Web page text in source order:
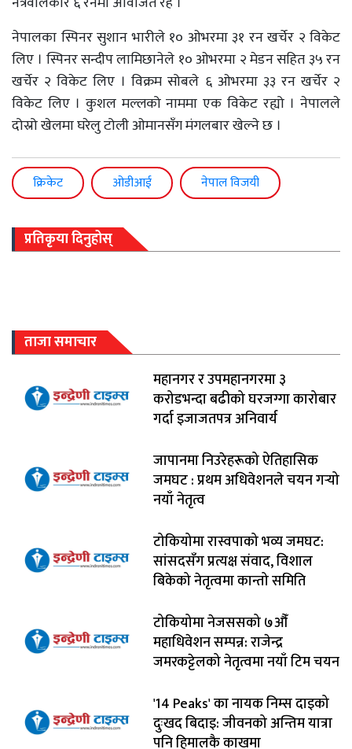
नेपालका स्पिनर सुशान भारीले १० ओभरमा ३१ रन खर्चेर २ विकेट
लिए । स्पिनर सन्दीप लामिछानेले १० ओभरमा २ मेडन सहित ३५ रन
खर्चेर २ विकेट लिए । विक्रम सोबले ६ ओभरमा ३३ रन खर्चेर २
विकेट लिए । कुशल मल्लको नाममा एक विकेट रह्यो । नेपालले
दोस्रो खेलमा घरेलु टोली ओमानसँग मंगलबार खेल्ने छ ।
क्रिकेट ओडीआई नेपाल विजयी
प्रतिकृया दिनुहोस्
ताजा समाचार
महानगर र उपमहानगरमा ३
करोडभन्दा बढीको घरजग्गा कारोबार
गर्दा इजाजतपत्र अनिवार्य
जापानमा निउरेहरूको ऐतिहासिक
जमघट : प्रथम अधिवेशनले चयन गर्‍यो
नयाँ नेतृत्व
टोकियोमा रास्वपाको भव्य जमघट:
सांसदसँग प्रत्यक्ष संवाद, विशाल
बिकेको नेतृत्वमा कान्तो समिति
टोकियोमा नेजससको ७औँ
महाधिवेशन सम्पन्न: राजेन्द्र
जमरकट्टेलको नेतृत्वमा नयाँ टिम चयन
'14 Peaks' का नायक निम्स दाइको
दुःखद बिदाइ: जीवनको अन्तिम यात्रा
पनि हिमालकै काखमा